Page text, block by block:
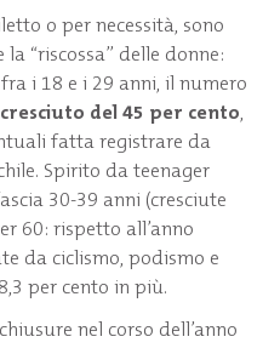
o per necessità, sono
“riscossa” delle donne:
i 18 e i 29 anni, il numero
cresciuto del 45 per cento,
fatta registrare da
Spirito da teenager
30-39 anni (cresciute
60: rispetto all’anno
da ciclismo, podismo e
per cento in più.
nel corso dell’anno